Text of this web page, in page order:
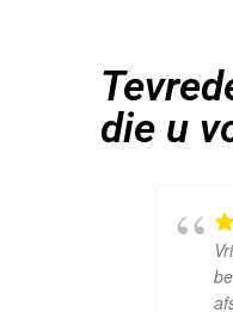
die u